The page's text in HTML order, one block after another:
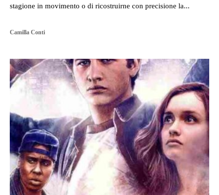
stagione in movimento o di ricostruirne con precisione la...
Camilla Conti